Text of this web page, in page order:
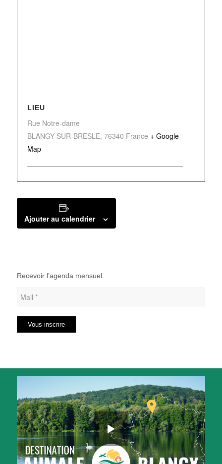
LIEU
Rue Notre-dame
BLANGY-SUR-BRESLE, 76340 France + Google
Map
Ajouter au calendrier
Recevoir l’agenda mensuel.